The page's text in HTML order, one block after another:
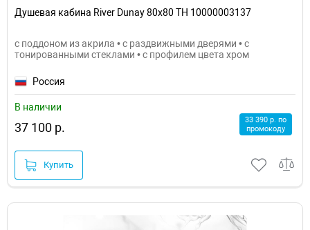
Душевая кабина River Dunay 80x80 ТН 10000003137
с поддоном из акрила • с раздвижными дверями • с
тонированными стеклами • с профилем цвета хром
Россия
В наличии
37 100 р.
33 390 р. по
промокоду
Купить